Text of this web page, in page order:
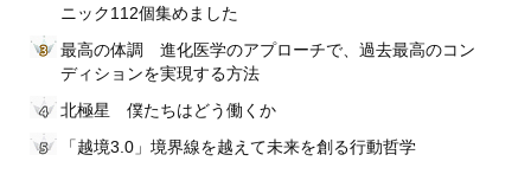
ニック112個集めました
最高の体調 進化医学のアプローチで、過去最高のコン
ディションを実現する方法
北極星 僕たちはどう働くか
「越境3.0」境界線を越えて未来を創る行動哲学